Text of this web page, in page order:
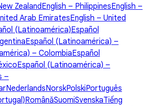
ZealandEnglish – PhilippinesEnglish –
Arab EmiratesEnglish – United
(Latinoamérica)Español
Español (Latinoamérica) –
– ColombiaEspañol
Español (Latinoamérica) –
–
NederlandsNorskPolskiPortuguês
RomânăSuomiSvenskaTiếng